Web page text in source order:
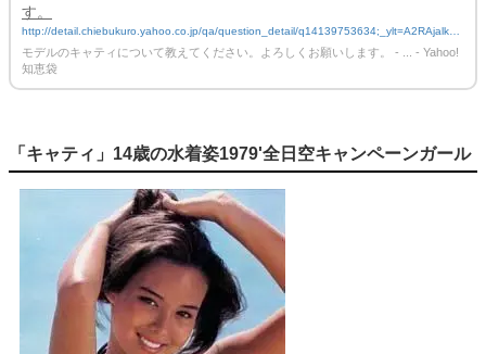
す。
http://detail.chiebukuro.yahoo.co.jp/qa/question_detail/q14139753634;_ylt=A2RAjalkKy
RWREUA8WN1_PN7?pos=2&ccode=ofv
モデルのキャティについて教えてください。よろしくお願いします。 - ... - Yahoo!
知恵袋
「キャティ」14歳の水着姿1979'全日空キャンペーンガール